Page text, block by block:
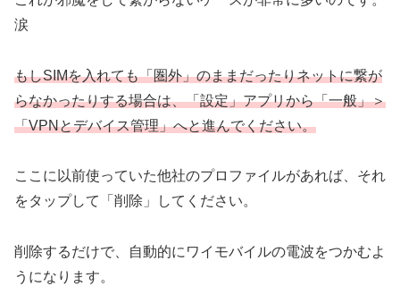
涙
もしSIMを入れても「圏外」のままだったりネットに繋が
らなかったりする場合は、「設定」アプリから「一般」＞
「VPNとデバイス管理」へと進んでください。
ここに以前使っていた他社のプロファイルがあれば、それ
をタップして「削除」してください。
削除するだけで、自動的にワイモバイルの電波をつかむよ
うになります。